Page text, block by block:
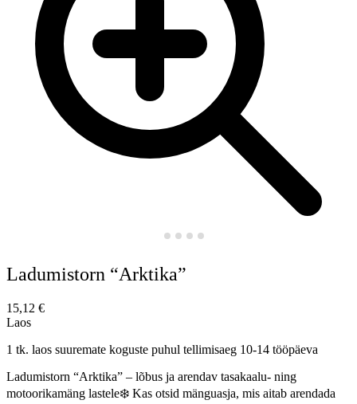
Ladumistorn “Arktika”
15,12 €
Laos
1 tk. laos suuremate koguste puhul tellimisaeg 10-14 tööpäeva
Ladumistorn “Arktika” – lõbus ja arendav tasakaalu- ning
motoorikamäng lastele❄️ Kas otsid mänguasja, mis aitab arendada